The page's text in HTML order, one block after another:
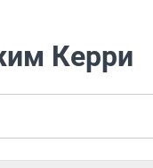
Керри